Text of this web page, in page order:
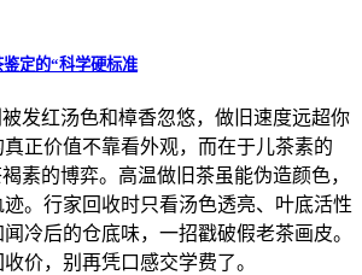
定的“科学硬标准
发红汤色和樟香忽悠，做旧速度远超你
正价值不靠看外观，而在于儿茶素的
素的博弈。高温做旧茶虽能伪造颜色，
。行家回收时只看汤色透亮、叶底活性
冷后的仓底味，一招戳破假老茶画皮。
价，别再凭口感交学费了。